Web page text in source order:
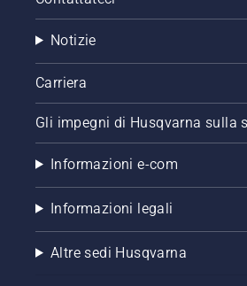
Notizie
Carriera
Gli impegni di Husqvarna sulla
Informazioni e-com
Informazioni legali
Altre sedi Husqvarna